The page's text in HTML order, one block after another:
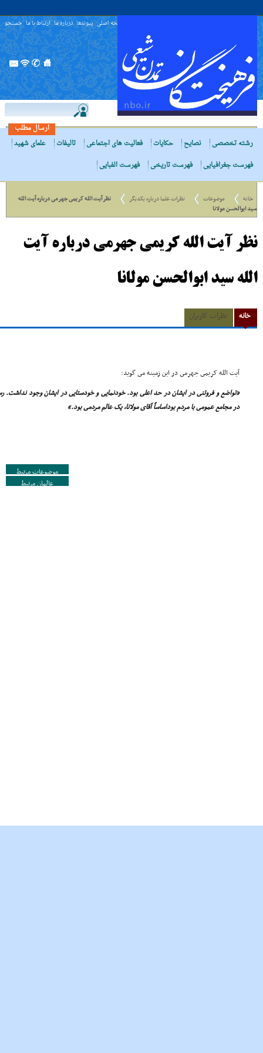
صفحه اصلی پیوندها درباره ما ارتباط با ما جستجو
ارسال مطلب
رشته تخصصی
نصایح حکایات فعالیت های اجتماعی تالیفات
علمای شهید
فهرست جغرافیایی
فهرست تاریخی فهرست الفبایی
خانه موضوعات نظرات علما درباره یکدیگر
نظر آیت الله کریمى جهرمى درباره آیت الله
سید ابوالحسن مولانا
نظر آیت الله کریمى جهرمى درباره آیت
الله سید ابوالحسن مولانا
خانه نظرات کاربران
آیت الله کریمى جهرمى در این زمینه مى گوید:
«تواضع و فروتنى در ایشان در حد اعلى بود. خودنمایى و خودستایى در ایشان وجود
در مجامع عمومى با مردم بوداساساً آقاى مولانا، یک عالم مردمى بود.»
موضوعات مرتبط
عالمان مرتبط